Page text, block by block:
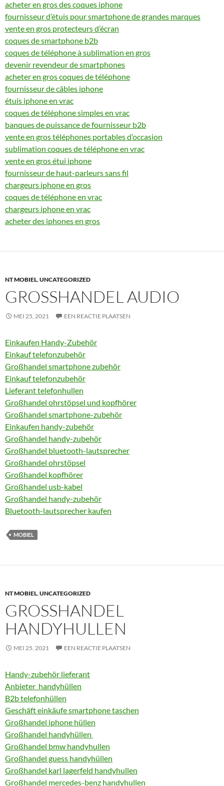
acheter en gros des coques iphone
fournisseur d’étuis pour smartphone de grandes marques
vente en gros protecteurs d’écran
coques de smartphone b2b
coques de téléphone à sublimation en gros
devenir revendeur de smartphones
acheter en gros coques de téléphone
fournisseur de câbles iphone
étuis iphone en vrac
coques de téléphone simples en vrac
banques de puissance de fournisseur b2b
vente en gros téléphones portables d’occasion
sublimation coques de téléphone en vrac
vente en gros étui iphone
fournisseur de haut-parleurs sans fil
chargeurs iphone en gros
coques de téléphone en vrac
chargeurs iphone en vrac
acheter des iphones en gros
NT MOBIEL,UNCATEGORIZED
GROSSHANDEL AUDIO
MEI 25, 2021 EEN REACTIE PLAATSEN
Einkaufen Handy-Zubehör
Einkauf telefonzubehör
Großhandel smartphone zubehör
Einkauf telefonzubehör
Lieferant telefonhullen
Großhandel ohrstöpsel und kopfhörer
Großhandel smartphone-zubehör
Einkaufen handy-zubehör
Großhandel handy-zubehör
Großhandel bluetooth-lautsprecher
Großhandel ohrstöpsel
Großhandel kopfhörer
Großhandel usb-kabel
Großhandel handy-zubehör
Bluetooth-lautsprecher kaufen
MOBIEL
NT MOBIEL,UNCATEGORIZED
GROSSHANDEL H
ANDYHULLEN
MEI 25, 2021 EEN REACTIE PLAATSEN
Handy-zubehör lieferant
Anbieter handyhüllen
B2b telefonhüllen
Geschäft einkäufe smartphone taschen
Großhandel iphone hüllen
Großhandel handyhüllen
Großhandel bmw handyhullen
Großhandel guess handyhüllen
Großhandel karl lagerfeld handyhullen
Großhandel mercedes-benz handyhullen